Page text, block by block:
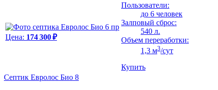
Цена: 174 300 ₽
Пользователи:
до 6 человек
Залповый сброс:
540 л.
Объем переработки:
1,3 м3/сут
Купить
Септик Евролос Био 8